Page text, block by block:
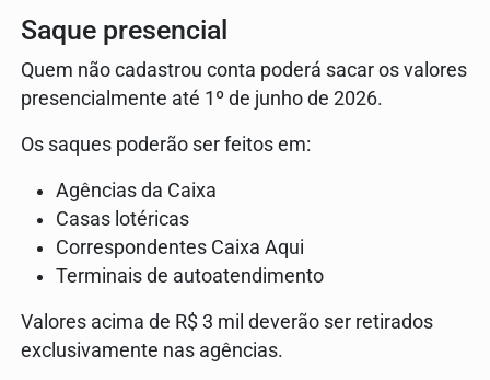
Saque presencial
Quem não cadastrou conta poderá sacar os valores
presencialmente até 1º de junho de 2026.
Os saques poderão ser feitos em:
Agências da Caixa
Casas lotéricas
Correspondentes Caixa Aqui
Terminais de autoatendimento
Valores acima de R$ 3 mil deverão ser retirados
exclusivamente nas agências.